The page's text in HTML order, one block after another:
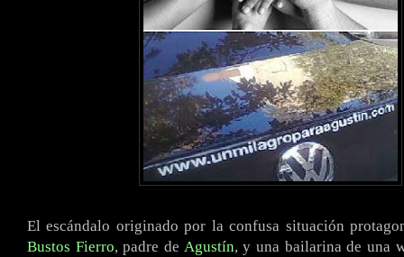
El escándalo originado por la confusa situación
Bustos Fierro, padre de Agustín, y una bailarina de una